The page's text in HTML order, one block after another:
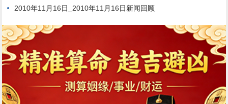
2010年11月16日_2010年11月16日新闻回顾